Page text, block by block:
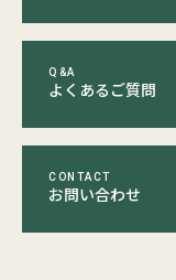
Q&A
よくあるご質問
CONTACT
お問い合わせ